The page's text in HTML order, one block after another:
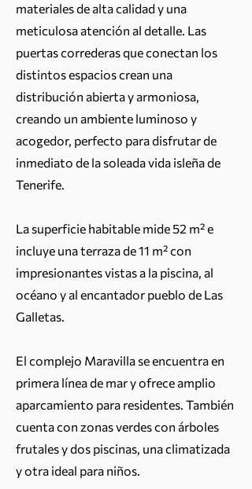
materiales de alta calidad y una
meticulosa atención al detalle. Las
puertas correderas que conectan los
distintos espacios crean una
distribución abierta y armoniosa,
creando un ambiente luminoso y
acogedor, perfecto para disfrutar de
inmediato de la soleada vida isleña de
Tenerife.
La superficie habitable mide 52 m² e
incluye una terraza de 11 m² con
impresionantes vistas a la piscina, al
océano y al encantador pueblo de Las
Galletas.
El complejo Maravilla se encuentra en
primera línea de mar y ofrece amplio
aparcamiento para residentes. También
cuenta con zonas verdes con árboles
frutales y dos piscinas, una climatizada
y otra ideal para niños.